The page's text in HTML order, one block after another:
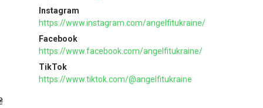
Instagram
https://www.instagram.com/angelfitukraine/
Facebook
https://www.facebook.com/angelfitukraine/
TikTok
https://www.tiktok.com/@angelfitukraine